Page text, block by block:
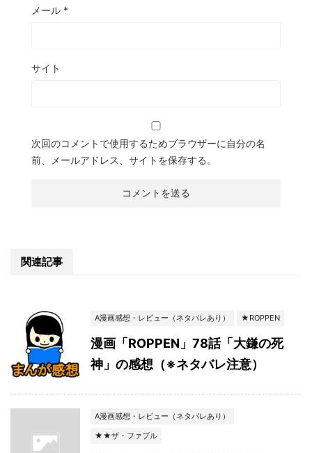
メール *
サイト
次回のコメントで使用するためブラウザーに自分の名
前、メールアドレス、サイトを保存する。
関連記事
A漫画感想・レビュー（ネタバレあり） ★ROPPEN
漫画「ROPPEN」78話「大鎌の死
神」の感想（※ネタバレ注意）
A漫画感想・レビュー（ネタバレあり）
★★ザ・ファブル